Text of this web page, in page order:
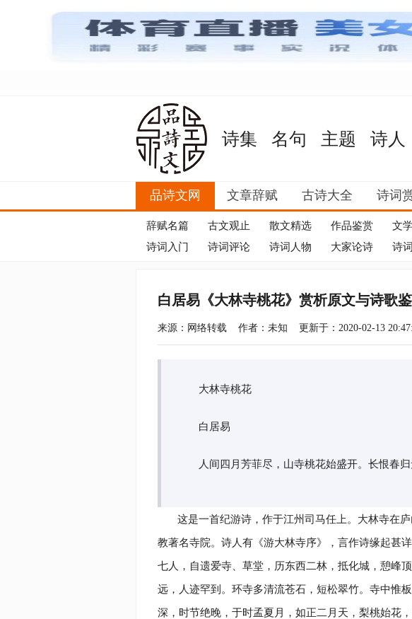
诗集 名句 主题 诗人
品诗文网 文章辞赋 古诗大全 诗词
辞赋名篇 古文观止 散文精选 作品鉴赏 文
诗词入门
诗词评论 诗词人物 大家论诗 诗
白居易《大林寺桃花》赏析原文与诗歌
来源：网络转载 作者：未知 更新于：2020-02-13
大林寺桃花
白居易
人间四月芳菲尽，山寺桃花始盛开。长恨春
这是一首纪游诗，作于江州司马任上。大林寺在
教著名寺院。诗人有《游大林寺序》，言作诗缘起甚
七人，自遗爱寺、草堂，历东西二林，抵化城，憩峰
远，人迹罕到。环寺多清流苍石，短松翠竹。寺中惟
深，时节绝晚，于时孟夏月，如正二月天，梨桃始花